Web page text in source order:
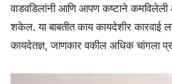
वाडवडिलांनी आणि आपण कष्टाने कमविलेली
शकेल. या बाबतीत काय कायदेशीर कारवाई
कायदेतज्ञ, जाणकार वकील अधिक चांगला